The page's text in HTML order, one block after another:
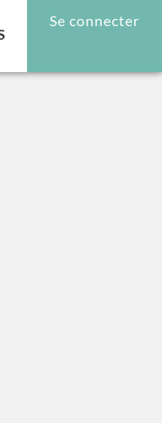
Se connecter